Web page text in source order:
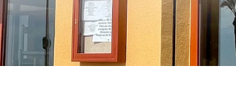
UNE SEULE CHAMBRE
APPARTEMENTS AVEC
DEUX CHAMBRES